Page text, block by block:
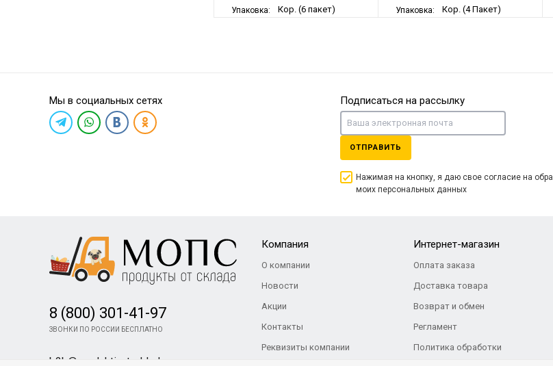
Упаковка:
Кор. (6 пакет)
Упаковка:
Кор. (4 Пакет)
Мы в социальных сетях Подписаться на рассылку
ОТПРАВИТЬ
Нажимая на кнопку, я даю свое согласие на
моих персональных данных
8 (800) 301-41-97
ЗВОНКИ ПО РОССИИ БЕСПЛАТНО
b2b@produkti-ot-sklada.ru
Компания
О компании
Новости
Акции
Контакты
Реквизиты компании
Интернет-магазин
Оплата заказа
Доставка товара
Возврат и обмен
Регламент
Политика обработки